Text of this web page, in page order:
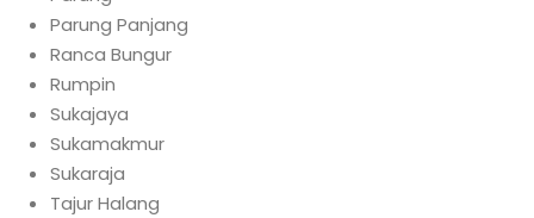
Parung Panjang
Ranca Bungur
Rumpin
Sukajaya
Sukamakmur
Sukaraja
Tajur Halang